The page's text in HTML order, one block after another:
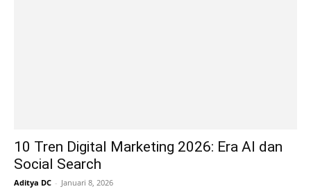
10 Tren Digital Marketing 2026: Era AI dan
Social Search
Aditya DC - Januari 8, 2026